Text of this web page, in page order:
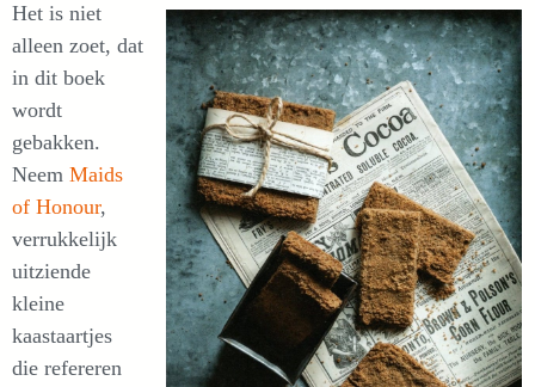
Het is niet
alleen zoet, dat
in dit boek
wordt
gebakken.
Neem Maids
of Honour,
verrukkelijk
uitziende
kleine
kaastaartjes
die refereren